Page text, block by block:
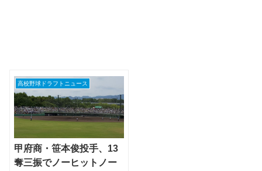
高校野球ドラフトニュース
甲府商・笹本俊投手、13
奪三振でノーヒットノー